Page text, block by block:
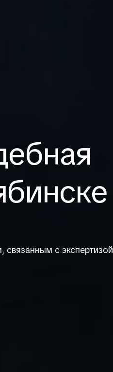
связанным с экспертизой